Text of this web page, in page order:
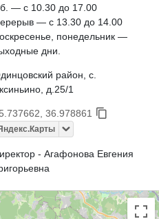
— с 10.30 до 17.00
— с 13.30 до 14.00
понедельник —
дни.
район, с.
д.25/1
36.978861
- Агафонова Евгения